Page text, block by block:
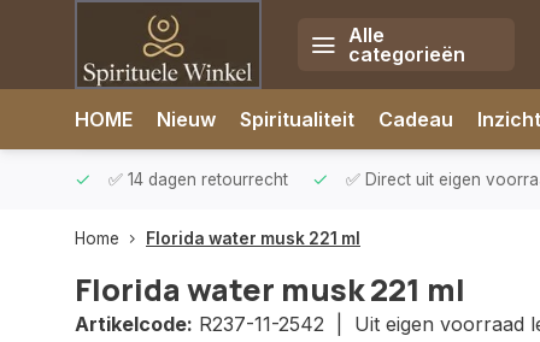
Alle
categorieën
HOME Nieuw Spiritualiteit Cadeau
✅ 14 dagen retourrecht ✅ Direct uit eigen
Home Florida water musk 221 ml
Florida water musk 221 ml
Artikelcode: R237-11-2542 | Uit eigen voorraad